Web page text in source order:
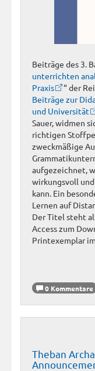
Beiträge des 3.
unterrichten
Praxis
“ der
Beiträge zur
und Universität
Sauer, widmen
richtigen
zweckmäßige
aufgezeichnet,
wirkungsvoll
kann. Ein
Lernen auf
Der Titel steht
Access zum
Printexemplar
0 Kommentare
Theban